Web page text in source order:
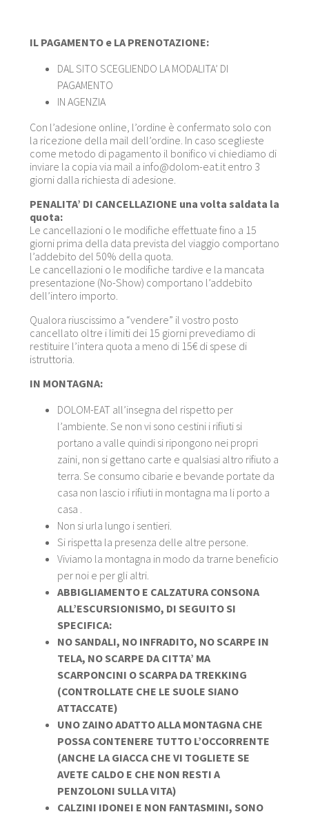
IL PAGAMENTO e LA PRENOTAZIONE:
DAL SITO SCEGLIENDO LA MODALITA’ DI
PAGAMENTO
IN AGENZIA
Con l’adesione online, l’ordine è confermato solo con
la ricezione della mail dell’ordine. In caso sceglieste
come metodo di pagamento il bonifico vi chiediamo di
inviare la copia via mail a info@dolom-eat.itentro 3
giorni dalla richiesta di adesione.
PENALITA’ DI CANCELLAZIONE una volta saldata la
quota:
Le cancellazioni o le modifiche effettuate fino a 15
giorni prima della data prevista del viaggio comportano
l’addebito del 50% della quota.
Le cancellazioni o le modifiche tardive e la mancata
presentazione (No-Show) comportano l’addebito
dell’intero importo.
Qualora riuscissimo a “vendere” il vostro posto
cancellato oltre i limiti dei 15 giorni prevediamo di
restituire l’intera quota a meno di 15€ di spese di
istruttoria.
IN MONTAGNA:
DOLOM-EAT all’insegna del rispetto per
l’ambiente. Se non vi sono cestini i rifiuti si
portano a valle quindi si ripongono nei propri
zaini, non si gettano carte e qualsiasi altro rifiuto a
terra. Se consumo cibarie e bevande portate da
casa non lascio i rifiuti in montagna ma li porto a
casa .
Non si urla lungo i sentieri.
Si rispetta la presenza delle altre persone.
Viviamo la montagna in modo da trarne beneficio
per noi e per gli altri.
ABBIGLIAMENTO E CALZATURA CONSONA
ALL’ESCURSIONISMO, DI SEGUITO SI
SPECIFICA:
NO SANDALI, NO INFRADITO, NO SCARPE IN
TELA, NO SCARPE DA CITTA’ MA
SCARPONCINI O SCARPA DA TREKKING
(CONTROLLATE CHE LE SUOLE SIANO
ATTACCATE)
UNO ZAINO ADATTO ALLA MONTAGNA CHE
POSSA CONTENERE TUTTO L’OCCORRENTE
(ANCHE LA GIACCA CHE VI TOGLIETE SE
AVETE CALDO E CHE NON RESTI A
PENZOLONI SULLA VITA)
CALZINI IDONEI E NON FANTASMINI, SONO